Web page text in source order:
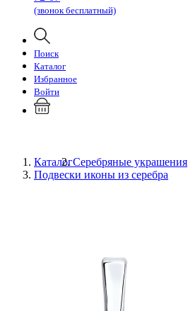
(звонок бесплатный)
Поиск
Каталог
Избранное
Войти
КаталогСеребряные украшения
Подвески иконы из серебра